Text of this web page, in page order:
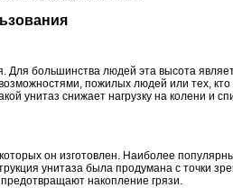
большинства людей эта высота
пожилых людей или тех,
унитаз снижает нагрузку на колени и
он изготовлен. Наиболее
унитаза была продумана с точки
накопление грязи.